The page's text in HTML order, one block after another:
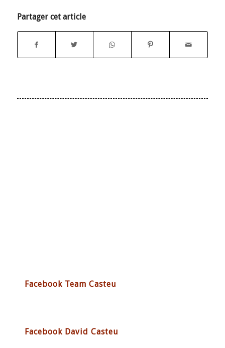
Partager cet article
Facebook Team Casteu
Facebook David Casteu